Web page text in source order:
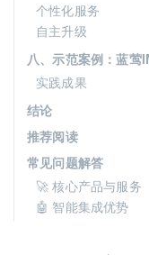
个性化服务
自主升级
八、示范案例：蓝莺
实践成果
结论
推荐阅读
常见问题解答
🚀 核心产品与服务
🤖 智能集成优势